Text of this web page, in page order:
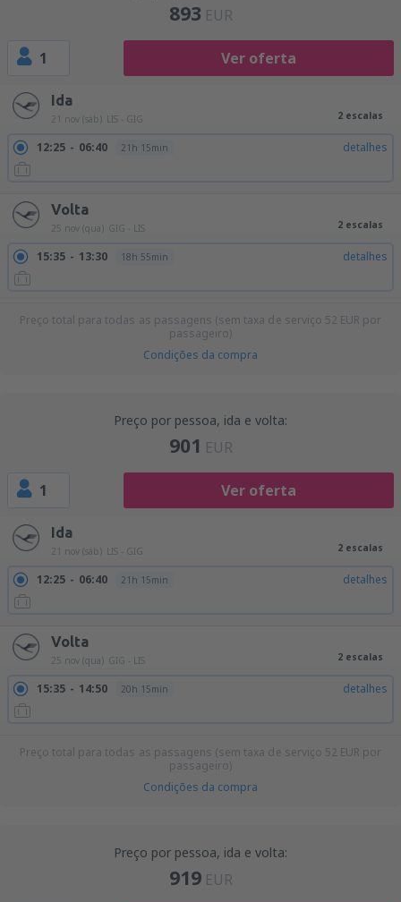
893 EUR
1 Ver oferta
Ida
21 nov (sáb) LIS - GIG 2 escalas
12:25 06:40 21h 15min detalhes
Volta
25 nov (qua) GIG - LIS 2 escalas
15:35 13:30 18h 55min detalhes
Preço total para todas as passagens (sem taxa de serviço 52 EUR por
passageiro)
Condições da compra
Preço por pessoa, ida e volta:
901 EUR
1 Ver oferta
Ida
21 nov (sáb) LIS - GIG 2 escalas
12:25 06:40 21h 15min detalhes
Volta
25 nov (qua) GIG - LIS 2 escalas
15:35 14:50 20h 15min detalhes
Preço total para todas as passagens (sem taxa de serviço 52 EUR por
passageiro)
Condições da compra
Preço por pessoa, ida e volta:
919 EUR